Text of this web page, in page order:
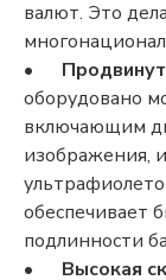
валют. Это
•
оборудовано
включающим
изображения,
обеспечивает
подлинности
•
Высокая